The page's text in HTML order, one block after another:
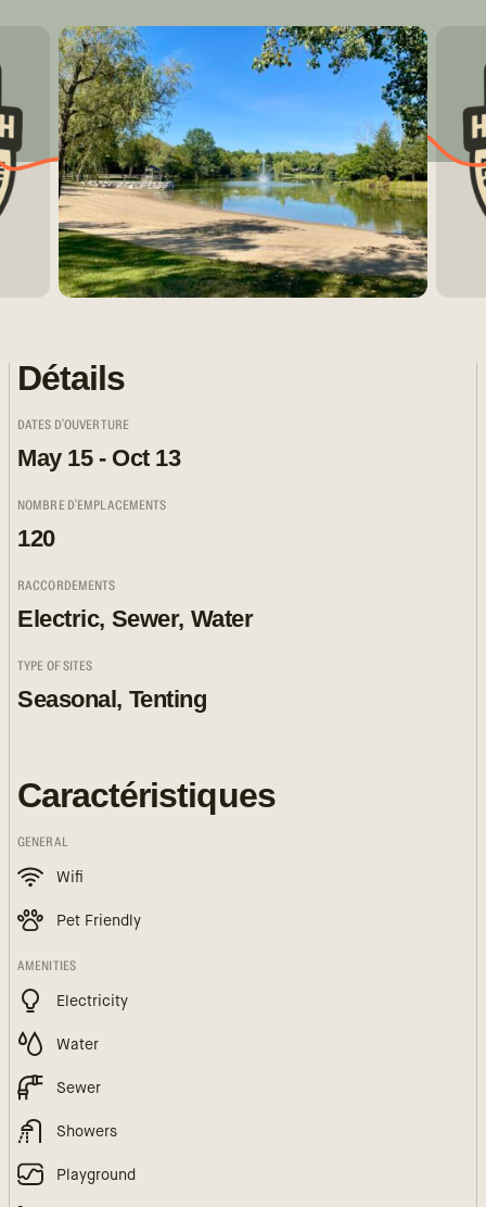
Détails
DATES D'OUVERTURE
May 15 - Oct 13
NOMBRE D'EMPLACEMENTS
120
RACCORDEMENTS
Electric, Sewer, Water
TYPE OF SITES
Seasonal, Tenting
Caractéristiques
GENERAL
Wifi
Pet Friendly
AMENITIES
Electricity
Water
Sewer
Showers
Playground